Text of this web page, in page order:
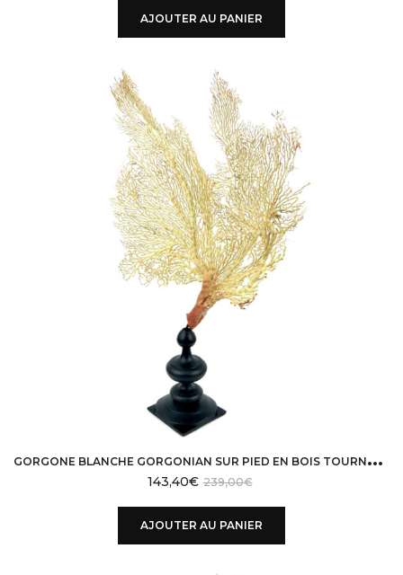
AJOUTER AU PANIER
G
ORGONE BLANCHE GORGONIAN SUR PIED EN BOIS TOURNÉ NOIR
239,00€
143,40€
AJOUTER AU PANIER